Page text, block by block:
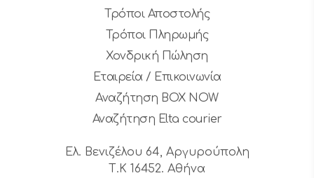
Τρόποι Αποστολής
Τρόποι Πληρωμής
Χονδρική Πώληση
Εταιρεία / Επικοινωνία
Αναζήτηση BOX NOW
Αναζήτηση Elta courier
Ελ. Βενιζέλου 64, Αργυρούπολη
Τ.Κ 16452. Αθήνα